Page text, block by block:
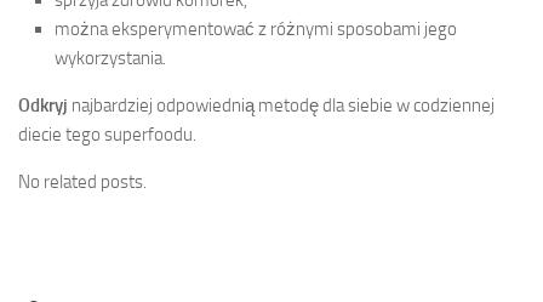
można eksperymentować z różnymi sposobami jego
wykorzystania.
Odkryj najbardziej odpowiednią metodę dla siebie w codziennej
diecie tego superfoodu.
No related posts.